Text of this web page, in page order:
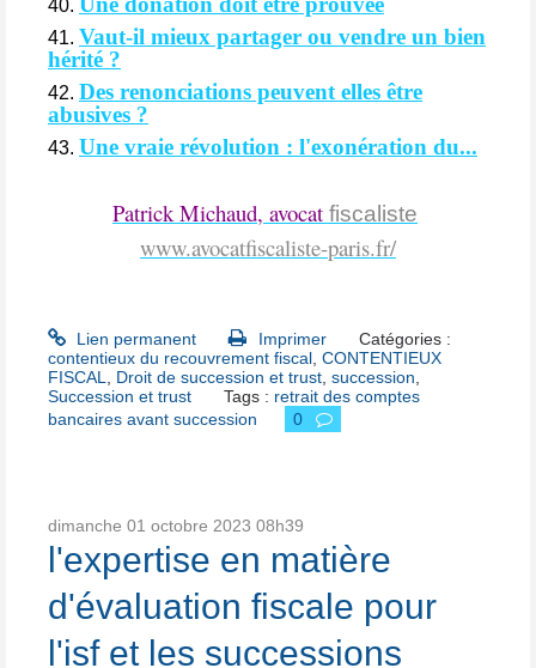
Vaut-il mieux partager ou vendre un bien
hérité ?
Des renonciations peuvent elles être
abusives ?
Une vraie révolution : l'exonération du...
Patrick Michaud, avocat fiscaliste
www.avocatfiscaliste-paris.fr/
Lien permanent Imprimer
Catégories :
contentieux du recouvrement fiscal, CONTENTIEUX
FISCAL, Droit de succession et trust, succession,
Succession et trust
Tags : retrait des comptes
bancaires avant succession
0
dimanche 01 octobre 2023 08h39
l'expertise en matière
d'évaluation fiscale pour
l'isf et les successions